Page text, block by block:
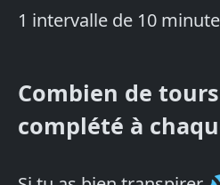
1 intervalle de 10
Combien de
complété à